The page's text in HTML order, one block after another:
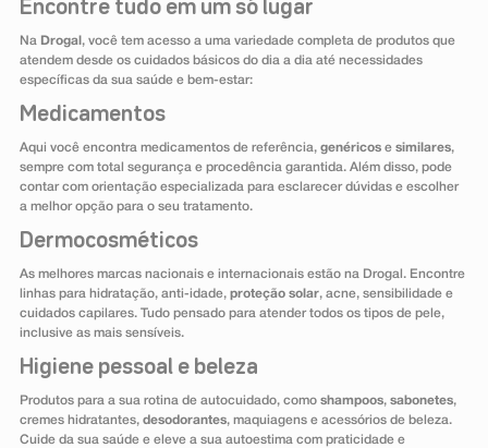
Encontre tudo em um só lugar
Na Drogal , você tem acesso a uma variedade completa de produtos que
atendem desde os cuidados básicos do dia a dia até necessidades
específicas da sua saúde e bem-estar:
Medicamentos
Aqui você encontra medicamentos de referência, genéricose similares,
sempre com total segurança e procedência garantida. Além disso, pode
contar com orientação especializada para esclarecer dúvidas e escolher
a melhor opção para o seu tratamento.
Dermocosméticos
As melhores marcas nacionais e internacionais estão na Drogal. Encontre
linhas para hidratação, anti-idade, proteção solar, acne, sensibilidade e
cuidados capilares. Tudo pensado para atender todos os tipos de pele,
inclusive as mais sensíveis.
Higiene pessoal e beleza
Produtos para a sua rotina de autocuidado, como shampoos, sabonetes,
cremes hidratantes, desodorantes, maquiagens e acessórios de beleza.
Cuide da sua saúde e eleve a sua autoestima com praticidade e